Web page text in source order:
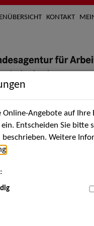
KONTAKT
Künstler*innen
Angebote auf Ihre
Entscheiden Sie bitte
Weitere